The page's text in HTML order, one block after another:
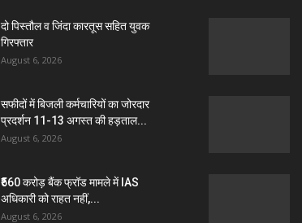
दो पिस्तौल व जिंदा कारतूस सहित युवक
गिरफ्तार
August 6, 2026
सफीदों में बिजली कर्मचारियों का जोरदार
प्रदर्शन 11-13 अगस्त की हड़ताल...
August 6, 2026
₹560 करोड़ बैंक फ्रॉड मामले में IAS
अधिकारी को राहत नहीं,...
August 6, 2026